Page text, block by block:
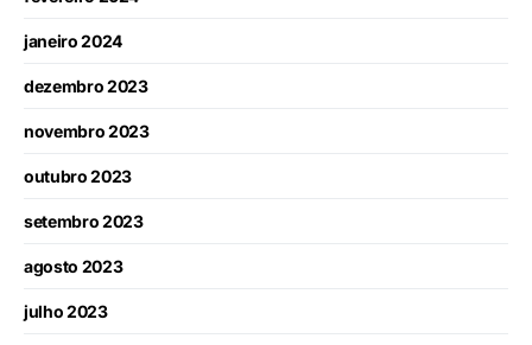
janeiro 2024
dezembro 2023
novembro 2023
outubro 2023
setembro 2023
agosto 2023
julho 2023